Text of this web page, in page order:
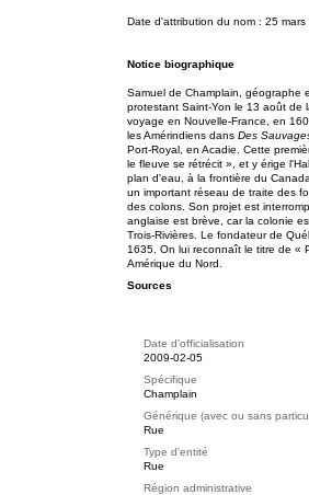
Date d'attribution du nom : 25 mars
Notice biographique
Samuel de Champlain, géographe
protestant Saint-Yon le 13 août de
voyage en Nouvelle-France, en
les Amérindiens dans Des
Port-Royal, en Acadie. Cette
le fleuve se rétrécit », et y érige
plan d'eau, à la frontière du
un important réseau de traite des
des colons. Son projet est
anglaise est brève, car la colonie
Trois-Rivières. Le fondateur de
1635. On lui reconnaît le titre de «
Amérique du Nord.
Sources
Date d'officialisation
2009-02-05
Spécifique
Champlain
Générique (avec ou sans
Rue
Type d'entité
Rue
Région administrative